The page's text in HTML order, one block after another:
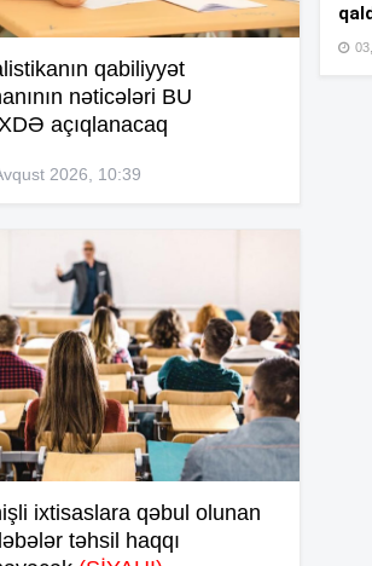
qabiliyyət
nəticələri BU
açıqlanacaq
2026, 10:39
ixtisaslara qəbul olunan
təhsil haqqı